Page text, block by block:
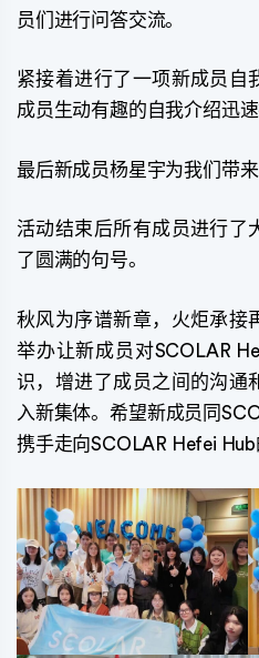
员们进行问答交流。
紧接着进行了一项新成员自
成员生动有趣的自我介绍迅
最后新成员杨星宇为我们带
活动结束后所有成员进行了
了圆满的句号。
秋风为序谱新章，火炬承接
举办让新成员对SCOLAR
识，增进了成员之间的沟通
入新集体。希望新成员同
携手走向SCOLAR Hefei Hub